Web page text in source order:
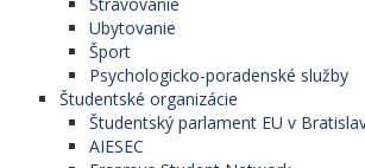
Ubytovanie
Šport
Psychologicko-poradenské služby
Študentské organizácie
Študentský parlament EU v
AIESEC